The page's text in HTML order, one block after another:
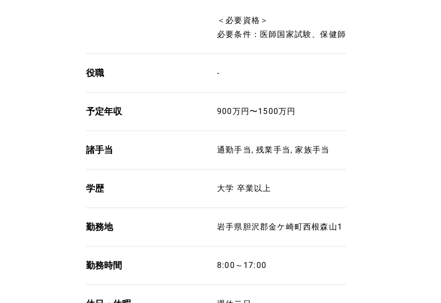
＜必要資格＞
必要条件：医師国家試験、保健師
役職 -
予定年収 900万円〜1500万円
諸手当 通勤手当, 残業手当, 家族手当
学歴 大学 卒業以上
勤務地 岩手県胆沢郡金ケ崎町西根森山1
勤務時間 8:00～17:00